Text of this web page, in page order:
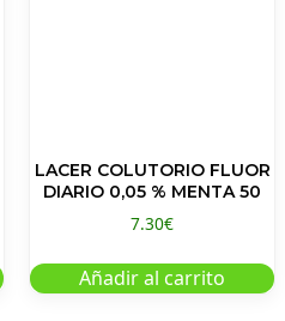
LACER COLUTORIO FLUOR
DIARIO 0,05 % MENTA 50
7.30€
Añadir al carrito